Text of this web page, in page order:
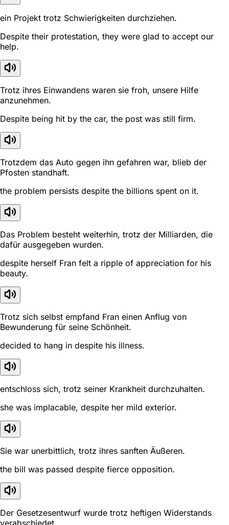
ein Projekt trotz Schwierigkeiten durchziehen.
Despite their protestation, they were glad to accept our
help.
Trotz ihres Einwandens waren sie froh, unsere Hilfe
anzunehmen.
Despite being hit by the car, the post was still firm.
Trotzdem das Auto gegen ihn gefahren war, blieb der
Pfosten standhaft.
the problem persists despite the billions spent on it.
Das Problem besteht weiterhin, trotz der Milliarden, die
dafür ausgegeben wurden.
despite herself Fran felt a ripple of appreciation for his
beauty.
Trotz sich selbst empfand Fran einen Anflug von
Bewunderung für seine Schönheit.
decided to hang in despite his illness.
entschloss sich, trotz seiner Krankheit durchzuhalten.
she was implacable, despite her mild exterior.
Sie war unerbittlich, trotz ihres sanften Äußeren.
the bill was passed despite fierce opposition.
Der Gesetzesentwurf wurde trotz heftigen Widerstands